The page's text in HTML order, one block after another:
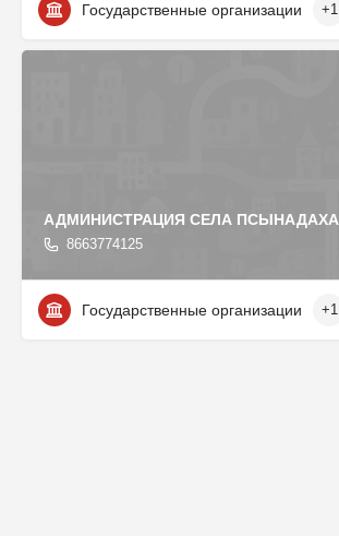
Государственные организации +1
АДМИНИСТРАЦИЯ СЕЛА ПСЫНАДАХА
8663774125
Государственные организации +1